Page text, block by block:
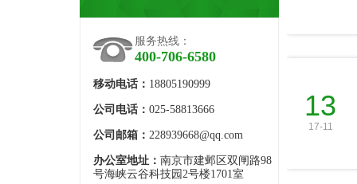
13
17-11
服务热线：
400-706-6580
移动电话： 18805190999
公司电话： 025-58813666
公司邮箱： 228939668@qq.com
办公室地址： 南京市建邺区双闸路98
号海峡云谷科技园2号楼1701室